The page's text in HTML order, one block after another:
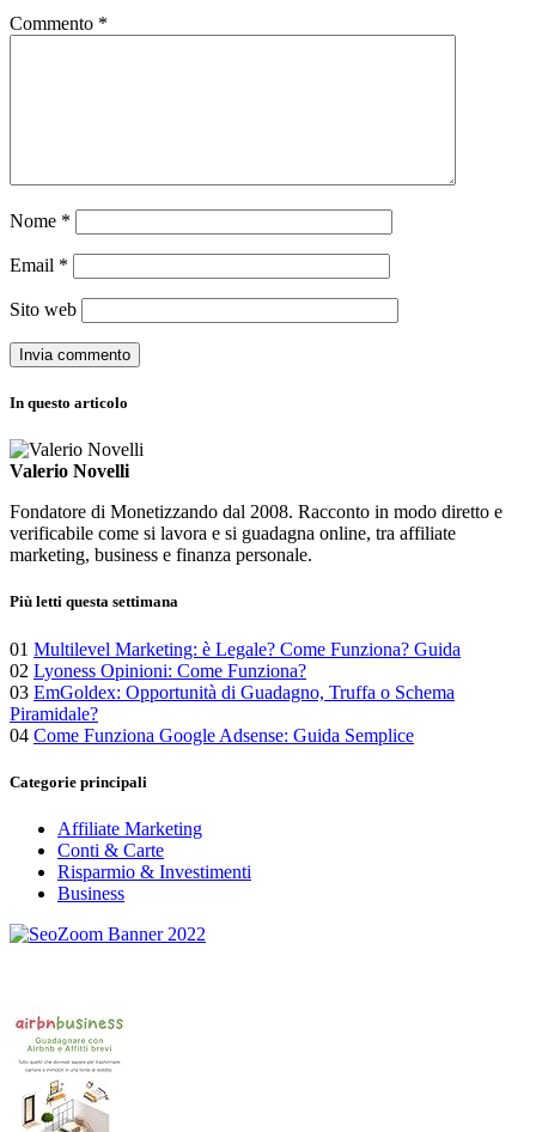
Commento *
Nome *
Email *
Sito web
In questo articolo
Valerio Novelli
Fondatore di Monetizzando dal 2008. Racconto in modo diretto e
verificabile come si lavora e si guadagna online, tra affiliate
marketing, business e finanza personale.
Più letti questa settimana
01 Multilevel Marketing: è Legale? Come Funziona? Guida
02 Lyoness Opinioni: Come Funziona?
03 EmGoldex: Opportunità di Guadagno, Truffa o Schema
Piramidale?
04 Come Funziona Google Adsense: Guida Semplice
Categorie principali
Affiliate Marketing
Conti & Carte
Risparmio & Investimenti
Business